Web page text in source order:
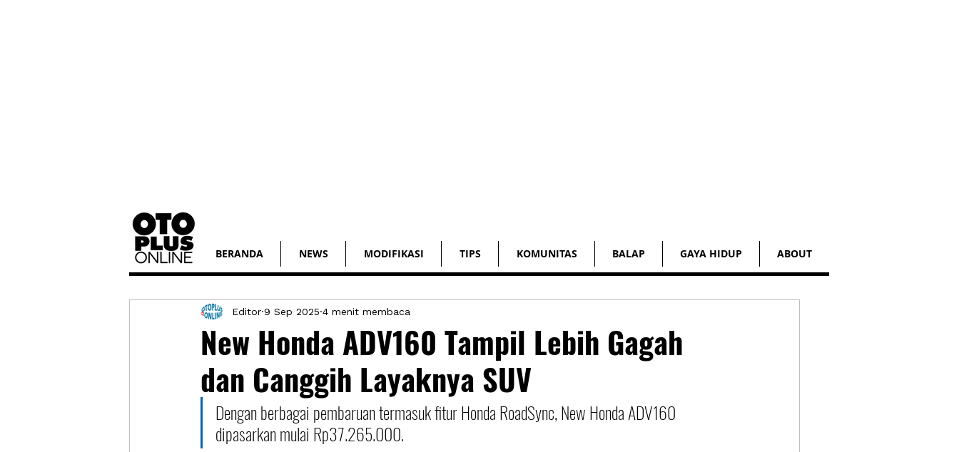
BERANDA NEWS MODIFIKASI TIPS KOMUNITAS BALAP GAYA HIDUP ABOUT
New Honda ADV160 Tampil Lebih Gagah
dan Canggih Layaknya SUV
Editor 9 Sep 2025 4 menit membaca
Dengan berbagai pembaruan termasuk fitur Honda RoadSync, New Honda ADV160
dipasarkan mulai Rp37.265.000.